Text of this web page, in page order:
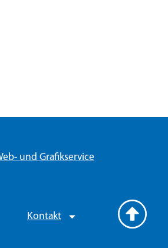
und Grafikservice
Kontakt